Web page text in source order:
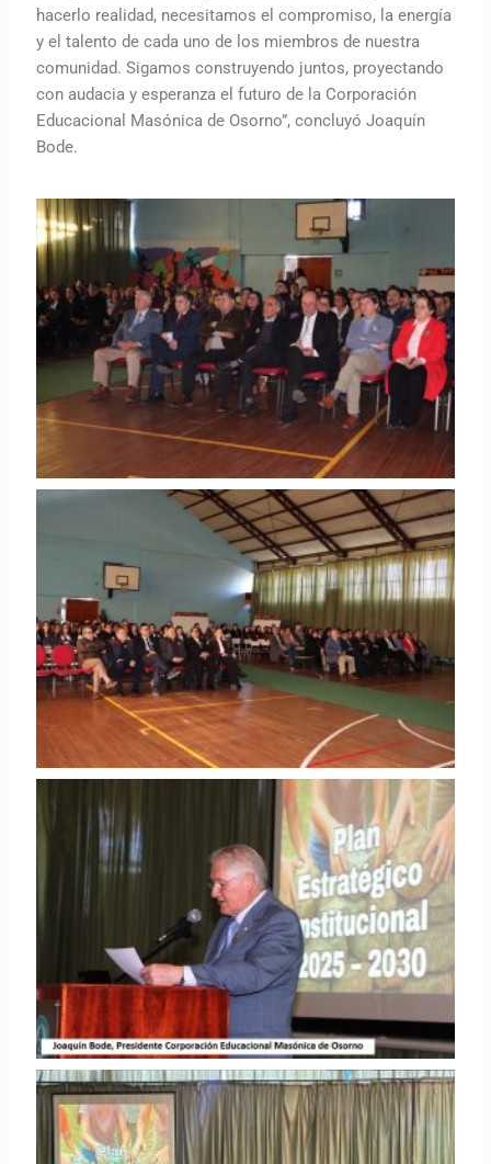
hacerlo realidad, necesitamos el compromiso, la energía
y el talento de cada uno de los miembros de nuestra
comunidad. Sigamos construyendo juntos, proyectando
con audacia y esperanza el futuro de la Corporación
Educacional Masónica de Osorno”, concluyó Joaquín
Bode.